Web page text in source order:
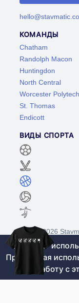
КОМАНДЫ
Chatham
Randolph Macon
Huntingdon
North Central
Worcester Polytech
St. Thomas
Endicott
ВИДЫ СПОРТА
©2017-2026
Для лиц
проводятся
Этот сайт
Продолжая
работу с